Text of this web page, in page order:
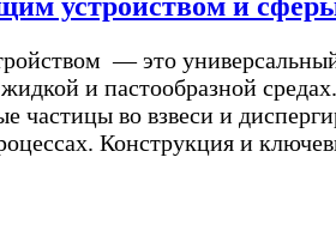
— это
и пастообразной
частицы во взвеси и
Конструкция и